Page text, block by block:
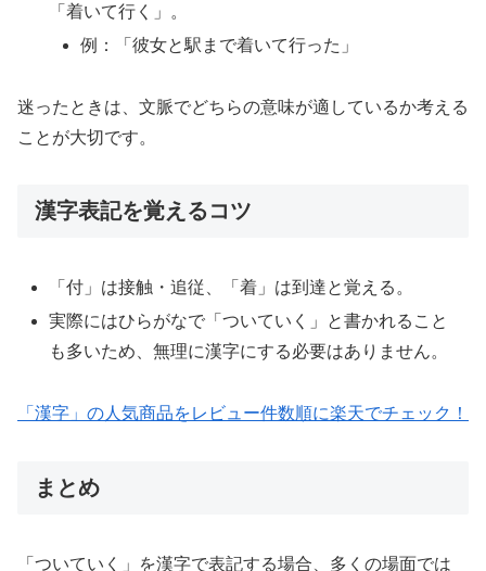
「着いて行く」。
例：「彼女と駅まで着いて行った」
迷ったときは、文脈でどちらの意味が適しているか考える
ことが大切です。
漢字表記を覚えるコツ
「付」は接触・追従、「着」は到達と覚える。
実際にはひらがなで「ついていく」と書かれること
も多いため、無理に漢字にする必要はありません。
「漢字」の人気商品をレビュー件数順に楽天でチェック！
まとめ
「ついていく」を漢字で表記する場合、多くの場面では